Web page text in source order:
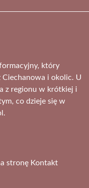
który
Ciechanowa i okolic. U
z regionu w krótkiej i
co dzieje się w
stronę Kontakt